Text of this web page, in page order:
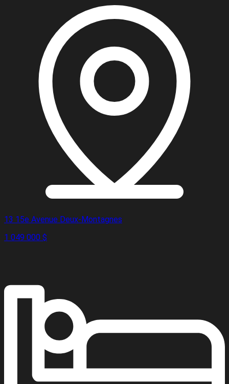
13 15e Avenue Deux-Montagnes
1 049 000 $